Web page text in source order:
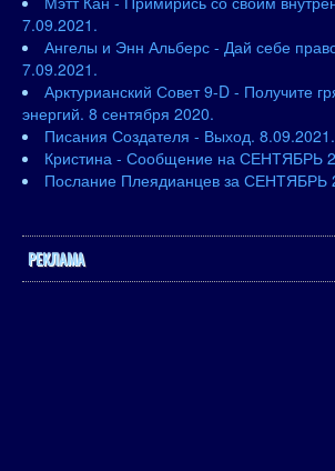
7.09.2021.
Ангелы и Энн Альберс - Дай себе
7.09.2021.
Арктурианский Совет 9-D - Получите
энергий. 8 сентября 2020.
Писания Создателя - Выход. 8.09.2021.
Кристина - Сообщение на СЕНТЯБРЬ
Послание Плеядианцев за СЕНТЯБРЬ
РЕКЛАМА